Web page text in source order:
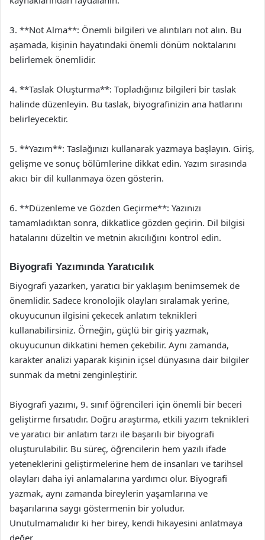
3. **Not Alma**: Önemli bilgileri ve alıntıları not alın. Bu
aşamada, kişinin hayatındaki önemli dönüm noktalarını
belirlemek önemlidir.
4. **Taslak Oluşturma**: Topladığınız bilgileri bir taslak
halinde düzenleyin. Bu taslak, biyografinizin ana hatlarını
belirleyecektir.
5. **Yazım**: Taslağınızı kullanarak yazmaya başlayın. Giriş,
gelişme ve sonuç bölümlerine dikkat edin. Yazım sırasında
akıcı bir dil kullanmaya özen gösterin.
6. **Düzenleme ve Gözden Geçirme**: Yazınızı
tamamladıktan sonra, dikkatlice gözden geçirin. Dil bilgisi
hatalarını düzeltin ve metnin akıcılığını kontrol edin.
Biyografi Yazımında Yaratıcılık
Biyografi yazarken, yaratıcı bir yaklaşım benimsemek de
önemlidir. Sadece kronolojik olayları sıralamak yerine,
okuyucunun ilgisini çekecek anlatım teknikleri
kullanabilirsiniz. Örneğin, güçlü bir giriş yazmak,
okuyucunun dikkatini hemen çekebilir. Aynı zamanda,
karakter analizi yaparak kişinin içsel dünyasına dair bilgiler
sunmak da metni zenginleştirir.
Biyografi yazımı, 9. sınıf öğrencileri için önemli bir beceri
geliştirme fırsatıdır. Doğru araştırma, etkili yazım teknikleri
ve yaratıcı bir anlatım tarzı ile başarılı bir biyografi
oluşturulabilir. Bu süreç, öğrencilerin hem yazılı ifade
yeteneklerini geliştirmelerine hem de insanları ve tarihsel
olayları daha iyi anlamalarına yardımcı olur. Biyografi
yazmak, aynı zamanda bireylerin yaşamlarına ve
başarılarına saygı göstermenin bir yoludur.
Unutulmamalıdır ki her birey, kendi hikayesini anlatmaya
değer.